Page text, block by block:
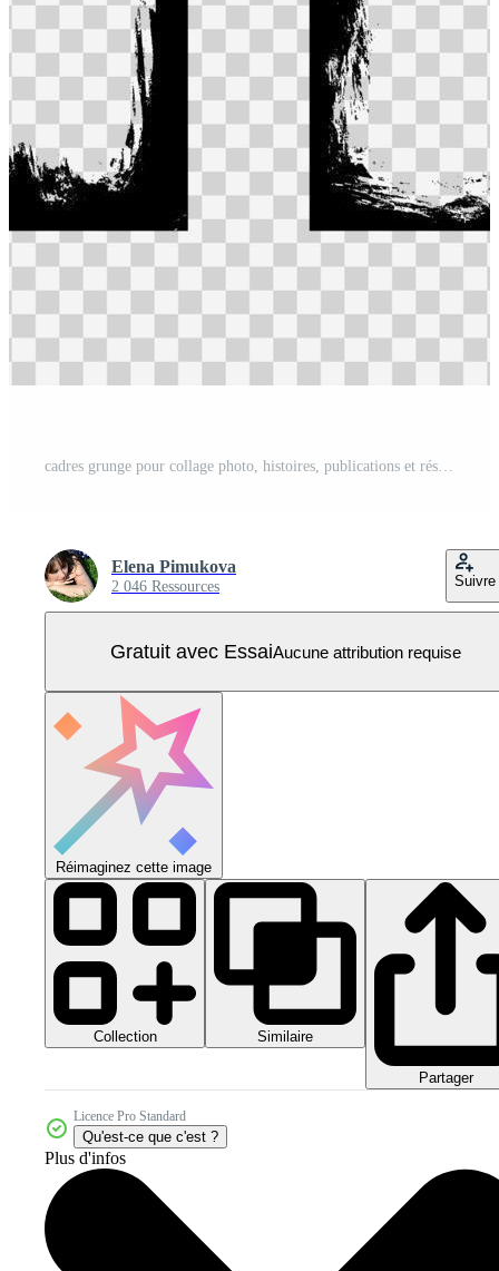
cadres grunge pour collage photo, histoires, publications et réseaux sociaux. modèle avec coup de pinceau. bordure rectangulaire avec superposition de grunge. ensemble d'illustrations vectorielles isolé sur fond blanc Vecteur Pro
Elena Pimukova
2 046 Ressources Suivre
Gratuit avec EssaiAucune attribution requise
Réimaginez cette image
Collection Similaire
Partager
Licence Pro Standard
Qu'est-ce que c'est ?
Plus d'infos